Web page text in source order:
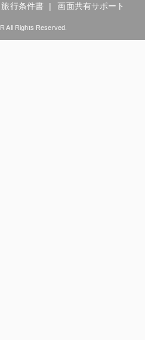
旅行条件書 画面共有サポート
All Rights Reserved.